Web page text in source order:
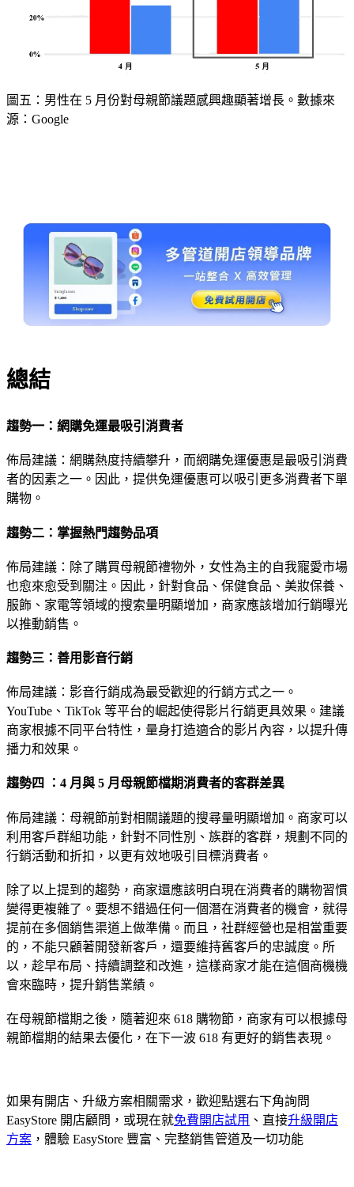
圖五：男性在 5 月份對母親節議題感興趣顯著增長。數據來
源：Google
總結
趨勢一：網購免運最吸引消費者
佈局建議：網購熱度持續攀升，而網購免運優惠是最吸引消費
者的因素之一。因此，提供免運優惠可以吸引更多消費者下單
購物。
趨勢二：掌握熱門趨勢品項
佈局建議：除了購買母親節禮物外，女性為主的自我寵愛市場
也愈來愈受到關注。因此，針對食品、保健食品、美妝保養、
服飾、家電等領域的搜索量明顯增加，商家應該增加行銷曝光
以推動銷售。
趨勢三：善用影音行銷
佈局建議：影音行銷成為最受歡迎的行銷方式之一。
YouTube、TikTok 等平台的崛起使得影片行銷更具效果。建議
商家根據不同平台特性，量身打造適合的影片內容，以提升傳
播力和效果。
趨勢四 ：4 月與 5 月母親節檔期消費者的客群差異
佈局建議：母親節前對相關議題的搜尋量明顯增加。商家可以
利用客戶群組功能，針對不同性別、族群的客群，規劃不同的
行銷活動和折扣，以更有效地吸引目標消費者。
除了以上提到的趨勢，商家還應該明白現在消費者的購物習慣
變得更複雜了。要想不錯過任何一個潛在消費者的機會，就得
提前在多個銷售渠道上做準備。而且，社群經營也是相當重要
的，不能只顧著開發新客戶，還要維持舊客戶的忠誠度。所
以，趁早布局、持續調整和改進，這樣商家才能在這個商機機
會來臨時，提升銷售業績。
在母親節檔期之後，隨著迎來 618 購物節，商家有可以根據母
親節檔期的結果去優化，在下一波 618 有更好的銷售表現。
如果有開店、升級方案相關需求，歡迎點選右下角詢問
EasyStore 開店顧問，或現在就免費開店試用 、直接升級開店
方案 ，體驗 EasyStore 豐富、完整銷售管道及一切功能